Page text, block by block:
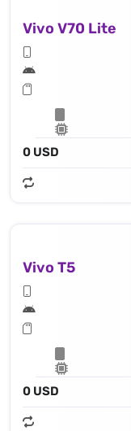
Vivo V70 Lite
0 USD
Vivo T5
0 USD